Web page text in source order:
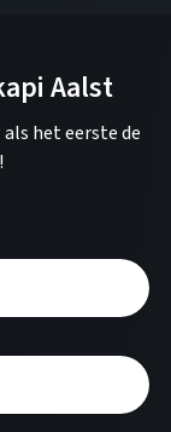
Aalst
het eerste de